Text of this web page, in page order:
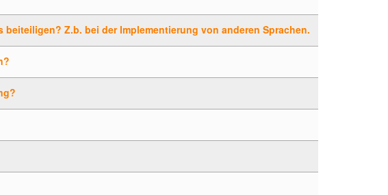
Z.b. bei der Implementierung von anderen Sprachen.